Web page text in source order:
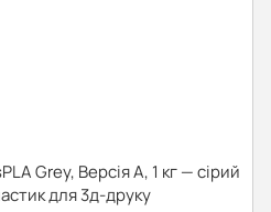
Grey, Версія A, 1 кг — сірий
для 3д-друку